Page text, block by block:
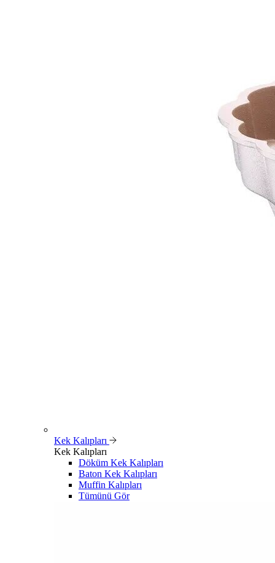
Kek Kalıpları
Kek Kalıpları
Döküm Kek Kalıpları
Baton Kek Kalıpları
Muffin Kalıpları
Tümünü Gör